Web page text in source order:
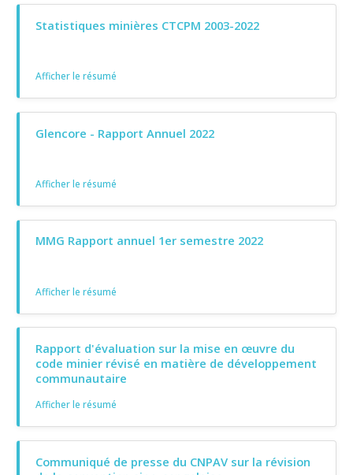
Statistiques minières CTCPM 2003-2022
Afficher le résumé
Glencore - Rapport Annuel 2022
Afficher le résumé
MMG Rapport annuel 1er semestre 2022
Afficher le résumé
Rapport d'évaluation sur la mise en œuvre du
code minier révisé en matière de développement
communautaire
Afficher le résumé
Communiqué de presse du CNPAV sur la révision